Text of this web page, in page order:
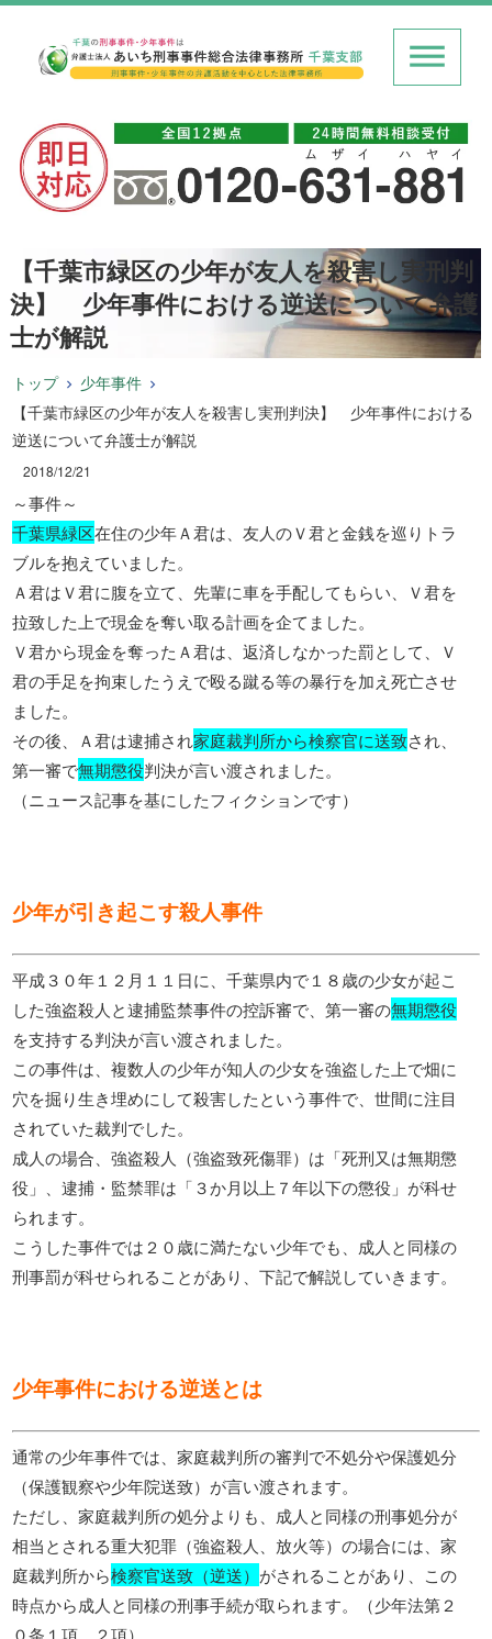
【千葉市緑区の少年が友人を殺害し実刑判
決】 少年事件における逆送について弁護
士が解説
トップ
少年事件
【千葉市緑区の少年が友人を殺害し実刑判決】 少年事件における
逆送について弁護士が解説
2018/12/21
～事件～
千葉県緑区在住の少年Ａ君は、友人のＶ君と金銭を巡りトラ
ブルを抱えていました。
Ａ君はＶ君に腹を立て、先輩に車を手配してもらい、Ｖ君を
拉致した上で現金を奪い取る計画を企てました。
Ｖ君から現金を奪ったＡ君は、返済しなかった罰として、Ｖ
君の手足を拘束したうえで殴る蹴る等の暴行を加え死亡させ
ました。
その後、Ａ君は逮捕され家庭裁判所から検察官に送致され、
第一審で無期懲役判決が言い渡されました。
（ニュース記事を基にしたフィクションです）
少年が引き起こす殺人事件
平成３０年１２月１１日に、千葉県内で１８歳の少女が起こ
した強盗殺人と逮捕監禁事件の控訴審で、第一審の無期懲役
を支持する判決が言い渡されました。
この事件は、複数人の少年が知人の少女を強盗した上で畑に
穴を掘り生き埋めにして殺害したという事件で、世間に注目
されていた裁判でした。
成人の場合、強盗殺人（強盗致死傷罪）は「死刑又は無期懲
役」、逮捕・監禁罪は「３か月以上７年以下の懲役」が科せ
られます。
こうした事件では２０歳に満たない少年でも、成人と同様の
刑事罰が科せられることがあり、下記で解説していきます。
少年事件における逆送とは
通常の少年事件では、家庭裁判所の審判で不処分や保護処分
（保護観察や少年院送致）が言い渡されます。
ただし、家庭裁判所の処分よりも、成人と同様の刑事処分が
相当とされる重大犯罪（強盗殺人、放火等）の場合には、家
庭裁判所から検察官送致（逆送） がされることがあり、この
時点から成人と同様の刑事手続が取られます。（少年法第２
０条１項、２項）